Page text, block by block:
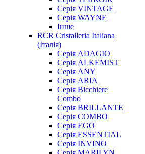
Серія VINTAGE
Серія WAYNE
Інше
RCR Cristalleria Italiana
(Італія)
Серія ADAGIO
Серія ALKEMIST
Серія ANY
Серія ARIA
Серія Bicchiere
Combo
Серія BRILLANTE
Серія COMBO
Серія EGO
Серія ESSENTIAL
Серія INVINO